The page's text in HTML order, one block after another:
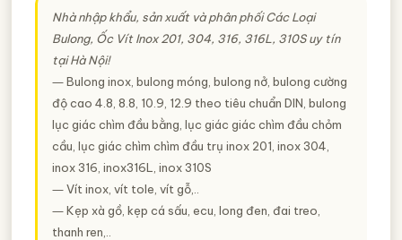
Nhà nhập khẩu, sản xuất và phân phối Các Loại
Bulong, Ốc Vít Inox 201, 304, 316, 316L, 310S uy tín
tại Hà Nội!
― Bulong inox, bulong móng, bulong nở, bulong cường
độ cao 4.8, 8.8, 10.9, 12.9 theo tiêu chuẩn DIN, bulong
lục giác chìm đầu bằng, lục giác giác chìm đầu chỏm
cầu, lục giác chìm chìm đầu trụ inox 201, inox 304,
inox 316, inox316L, inox 310S
― Vít inox, vít tole, vít gỗ,..
― Kẹp xà gồ, kẹp cá sấu, ecu, long đen, đai treo,
thanh ren,..